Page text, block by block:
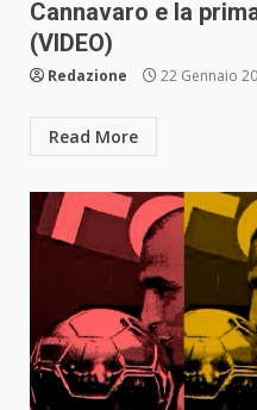
Cannavaro e la
(VIDEO)
Redazione 22 Gennaio
Read More